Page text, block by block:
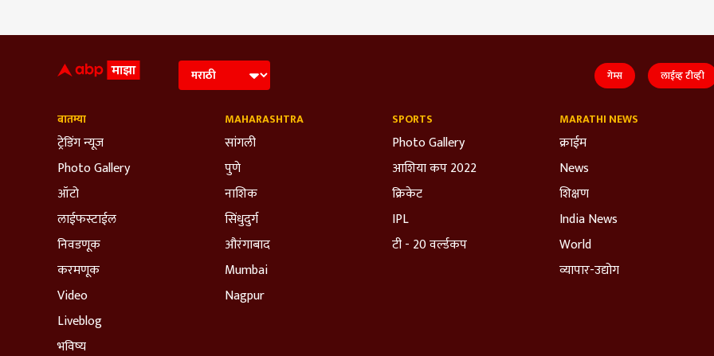
गेम्स लाईव्ह टीव्ही
बातम्या
ट्रेडिंग न्यूज
Photo Gallery
ऑटो
लाईफस्टाईल
निवडणूक
करमणूक
Video
Liveblog
भविष्य
MAHARASHTRA
सांगली
पुणे
नाशिक
सिंधुदुर्ग
औरंगाबाद
Mumbai
Nagpur
SPORTS
Photo Gallery
आशिया कप 2022
क्रिकेट
IPL
टी - 20 वर्ल्डकप
MARATHI NEWS
क्राईम
News
शिक्षण
India News
World
व्यापार-उद्योग